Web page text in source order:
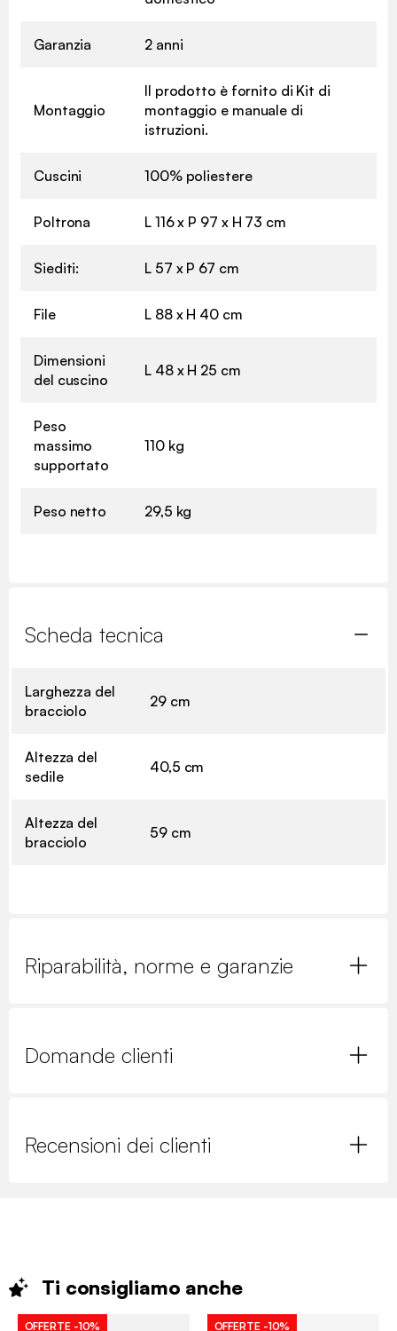
Garanzia 2 anni
Montaggio
Il prodotto è fornito di Kit di
montaggio e manuale di
istruzioni.
Cuscini 100% poliestere
Poltrona L 116 x P 97 x H 73 cm
Siediti: L 57 x P 67 cm
File L 88 x H 40 cm
Dimensioni
del cuscino
L 48 x H 25 cm
Peso
massimo
supportato
110 kg
Peso netto 29,5 kg
Scheda tecnica
Larghezza del
bracciolo
29 cm
Altezza del
sedile
40,5 cm
Altezza del
bracciolo
59 cm
Riparabilità, norme e garanzie
Domande clienti
Recensioni dei clienti
Ti consigliamo anche
OFFERTE -10% OFFERTE -10%